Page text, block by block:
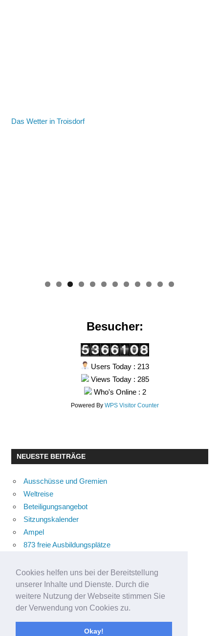
Cookies helfen uns bei der Bereitstellung
unserer Inhalte und Dienste. Durch die
weitere Nutzung der Webseite stimmen Sie
der Verwendung von Cookies zu.
Okay!
Das Wetter in Troisdorf
Besucher:
Users Today : 213
Views Today : 285
Who's Online : 2
Powered ByWPS Visitor Counter
NEUESTE BEITRÄGE
Ausschüsse und Gremien
Weltreise
Beteiligungsangebot
Sitzungskalender
Ampel
873 freie Ausbildungsplätze
Aktuelle Verkehrsmeldungen
Terracliff
Wärmeplanung
Demokratie-Tag 2026
Neuer Jahrgang